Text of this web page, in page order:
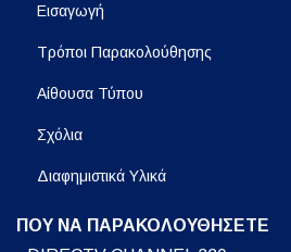
Εισαγωγή
Τρόποι Παρακολούθησης
Αίθουσα Τύπου
Σχόλια
Διαφημιστικά Υλικά
ΠΟΥ ΝΑ ΠΑΡΑΚΟΛΟΥΘΗΣΕΤΕ